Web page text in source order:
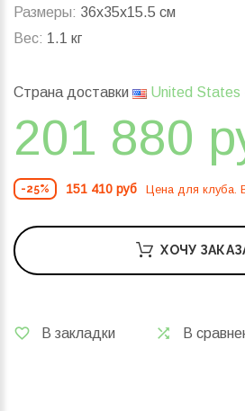
Размеры: 36x35x15.5 см
Вес: 1.1 кг
Страна доставки United States
201 880
-25% 151 410 руб Цена для клуба.
ХОЧУ
В закладки В